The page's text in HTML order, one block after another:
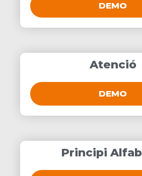
DEMO
Atenció
DEMO
Principi